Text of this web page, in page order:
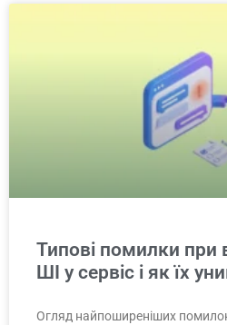
Типові помилки при
ШІ у сервіс і як їх
Огляд найпоширеніших